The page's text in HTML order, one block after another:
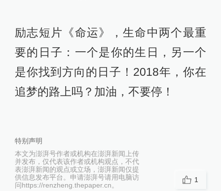
励志短片《命运》，生命中两个最重
要的日子：一个是你的生日，另一个
是你找到方向的日子！2018年，你在
追梦的路上吗？加油，不要停！
特别声明
本文为澎湃号作者或机构在澎湃新闻上传
并发布，仅代表该作者或机构观点，不代
表澎湃新闻的观点或立场，澎湃新闻仅提
供信息发布平台。申请澎湃号请用电脑访
问https://renzheng.thepaper.cn。
1